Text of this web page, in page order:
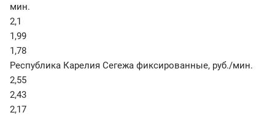
мин.
2,1
1,99
1,78
Республика Карелия Сегежа фиксированные, руб./мин.
2,55
2,43
2,17